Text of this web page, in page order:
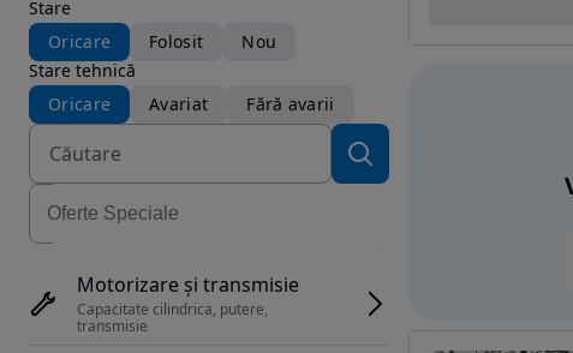
Stare
Oricare
Folosit
Nou
Stare tehnică
Oricare
Avariat Fără avarii
Motorizare și transmisie
Capacitate cilindrica, putere,
transmisie